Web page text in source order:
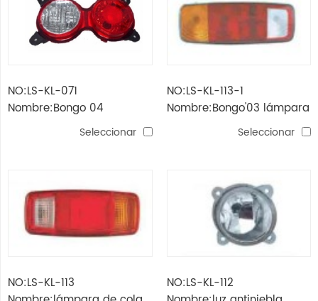
NO:LS-KL-071
Nombre:Bongo 04
'lámpara de colaSeleccionar
NO:LS-KL-113-1
Nombre:Bongo'03 lámpara
de cola (cristal)Seleccionar
NO:LS-KL-113
NO:LS-KL-112